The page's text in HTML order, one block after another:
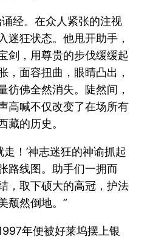
经。在众人紧张的注视
迷狂状态。他甩开助手，
剑，用尊贵的步伐缓缓起
，面容扭曲，眼睛凸出，
彷佛全然消失。陡然间，
高喊不仅改变了在场所有
藏的历史。
走！’神志迷狂的神谕抓起
路线图。助手们一拥而
，取下硕大的高冠，护法
颓然倒地。”
年便被好莱坞摆上银